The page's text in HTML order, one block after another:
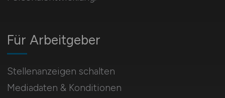
Für Arbeitgeber
Stellenanzeigen schalten
Mediadaten & Konditionen